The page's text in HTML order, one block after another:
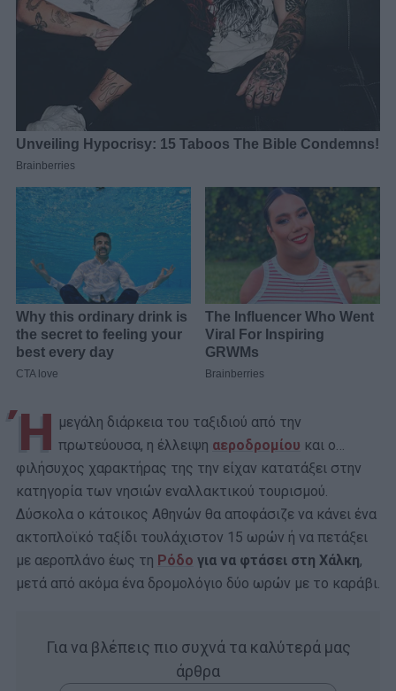
Ή μεγάλη διάρκεια του ταξιδιού από την
πρωτεύουσα, η έλλειψη αεροδρομίου και ο…
φιλήσυχος χαρακτήρας της την είχαν κατατάξει στην
κατηγορία των νησιών εναλλακτικού τουρισμού.
Δύσκολα ο κάτοικος Αθηνών θα αποφάσιζε να κάνει ένα
ακτοπλοϊκό ταξίδι τουλάχιστον 15 ωρών ή να πετάξει
με αεροπλάνο έως τη Ρόδο για να φτάσει στη Χάλκη,
μετά από ακόμα ένα δρομολόγιο δύο ωρών με το καράβι.
Για να βλέπεις πιο συχνά τα καλύτερά μας
άρθρα